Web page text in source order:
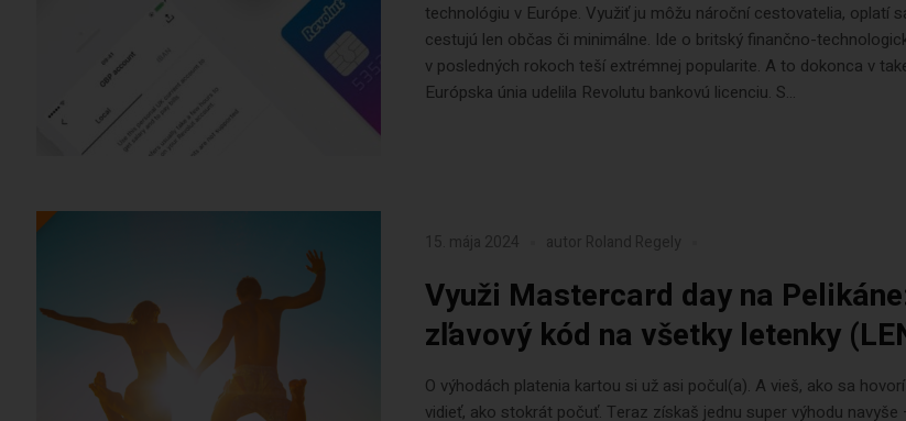
technológiu v Európe. Využiť ju môžu nároční cestovatelia, oplatí
cestujú len občas či minimálne. Ide o britský finančno-
v posledných rokoch teší extrémnej popularite. A to dokonca v
Európska únia udelila Revolutu bankovú licenciu. S...
15. mája 2024 autor Roland Regely
Využi Mastercard day na
zľavový kód na všetky letenky
O výhodách platenia kartou si už asi počul(a). A vieš, ako sa
vidieť, ako stokrát počuť. Teraz získaš jednu super výhodu navyše